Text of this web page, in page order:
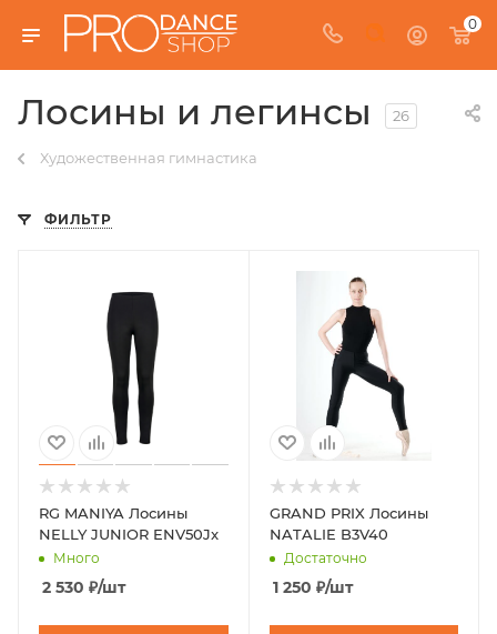
0
Лосины и легинсы 26
Художественная гимнастика
ФИЛЬТР
RG MANIYA Лосины
NELLY JUNIOR ENV50Jx
Много
2 530 ₽/шт
GRAND PRIX Лосины
NATALIE B3V40
Достаточно
1 250 ₽/шт